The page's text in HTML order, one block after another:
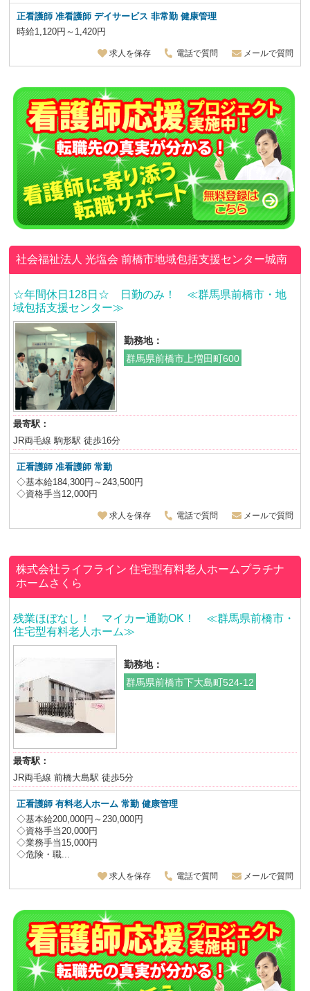
正看護師 准看護師デイサービス 非常勤 健康管理
時給1,120円～1,420円
求人を保存 電話で質問 メールで質問
社会福祉法人 光塩会前橋市地域包括支援センター城南
☆年間休日128日☆ 日勤のみ！ ≪群馬県前橋市・地
域包括支援センター≫
勤務地：
群馬県前橋市上増田町600
最寄駅：
JR両毛線 駒形駅 徒歩16分
正看護師 准看護師常勤
◇基本給184,300円～243,500円
◇資格手当12,000円
求人を保存 電話で質問 メールで質問
株式会社ライフライン住宅型有料老人ホームプラチナ
ホームさくら
残業ほぼなし！ マイカー通勤OK！ ≪群馬県前橋市・
住宅型有料老人ホーム≫
勤務地：
群馬県前橋市下大島町524-12
最寄駅：
JR両毛線 前橋大島駅 徒歩5分
正看護師有料老人ホーム 常勤 健康管理
◇基本給200,000円～230,000円
◇資格手当20,000円
◇業務手当15,000円
◇危険・職...
求人を保存 電話で質問 メールで質問